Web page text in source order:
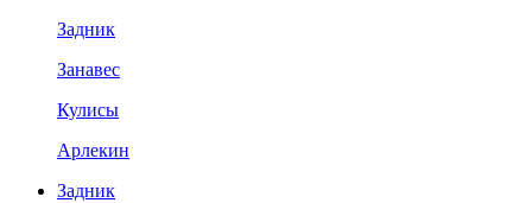
Задник
Занавес
Кулисы
Арлекин
Задник